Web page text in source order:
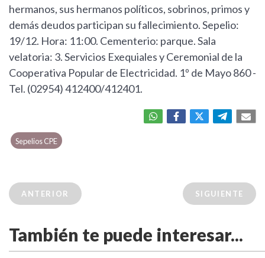
hermanos, sus hermanos políticos, sobrinos, primos y
demás deudos participan su fallecimiento. Sepelio:
19/12. Hora: 11:00. Cementerio: parque. Sala
velatoria: 3. Servicios Exequiales y Ceremonial de la
Cooperativa Popular de Electricidad. 1º de Mayo 860 -
Tel. (02954) 412400/412401.
Sepelios CPE
ANTERIOR SIGUIENTE
También te puede interesar...